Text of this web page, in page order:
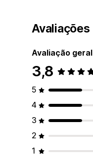
Avaliações
Avaliação geral
3,8
5
4
3
2
1